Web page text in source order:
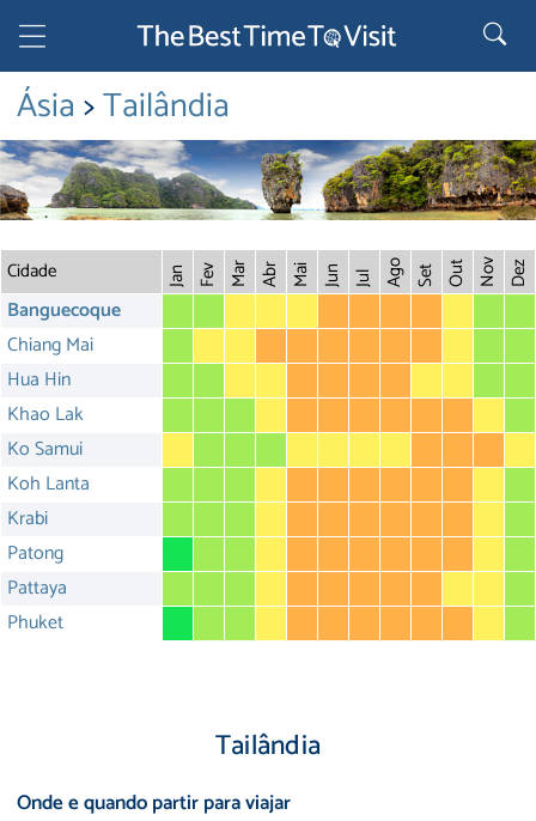
Ásia>Tailândia
Cidade Jan Fev Mar Abr Mai Jun Jul Ago Set Out Nov Dez
Banguecoque
Chiang Mai
Hua Hin
Khao Lak
Ko Samui
Koh Lanta
Krabi
Patong
Pattaya
Phuket
Tailândia
Onde e quando partir para viajar